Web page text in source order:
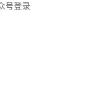
号登录